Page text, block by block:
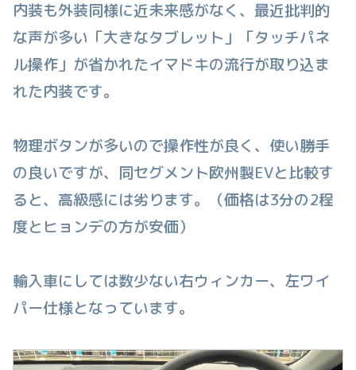
内装も外装同様に近未来感がなく、最近批判的
な声が多い「大きなタブレット」「タッチパネ
ル操作」が省かれたイマドキの流行が取り込ま
れた内装です。
物理ボタンが多いので操作性が良く、使い勝手
の良いですが、同セグメント欧州製EVと比較す
ると、高級感には劣ります。（価格は3分の2程
度とヒョンデの方が安価）
輸入車にしては数少ない右ウィンカー、左ワイ
パー仕様となっています。